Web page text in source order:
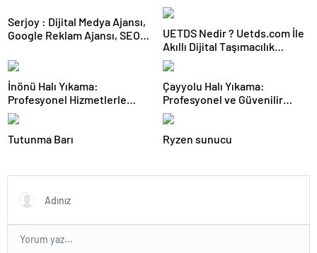
Serjoy : Dijital Medya Ajansı,
Google Reklam Ajansı, SEO
UETDS Nedir ? Uetds.com İle
Akıllı Dijital Taşımacılık
Yazılımı
İnönü Halı Yıkama:
Profesyonel Hizmetlerle
Güvenilir Temizlik
Çayyolu Halı Yıkama:
Profesyonel ve Güvenilir
Hizmet
Tutunma Barı
Ryzen sunucu